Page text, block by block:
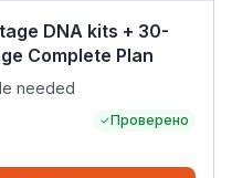
DNA kits + 30-
Complete Plan
needed
Проверено